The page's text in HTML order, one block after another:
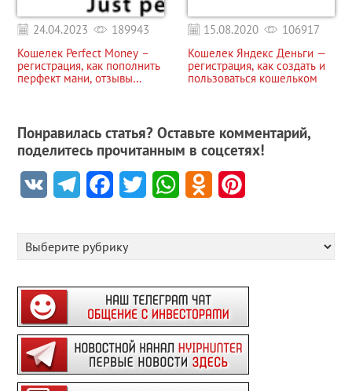
24.04.2023
189943
Кошелек Perfect Money –
регистрация, как пополнить
перфект мани, отзывы
15.08.2020
106917
Кошелек Яндекс Деньги —
регистрация, как создать и
пользоваться кошельком
Понравилась статья? Оставьте комментарий,
поделитесь прочитанным в соцсетях!
VK TelegramFacebookTwitter WhatsAppOdnoklassniki